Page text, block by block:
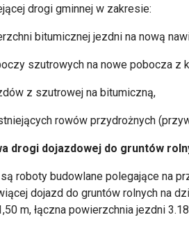
drogi gminnej w zakresie:
bitumicznej jezdni na nową
szutrowych na nowe pobocza z
z szutrowej na bitumiczną,
rowów przydrożnych
drogi dojazdowej do gruntów
roboty budowlane polegające na
dojazd do gruntów rolnych na
m, łączna powierzchnia jezdni